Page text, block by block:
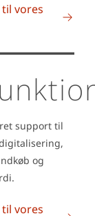
vores
support til
og
vores